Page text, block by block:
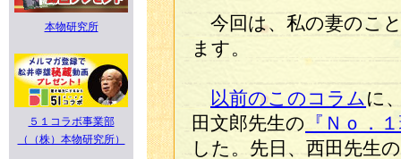
本物研究所
５１コラボ事業部
（（株）本物研究所）
今回は、私の妻のこ
ます。
以前のこのコラム に
田文郎先生の 『Ｎｏ．
した。先日、西田先生